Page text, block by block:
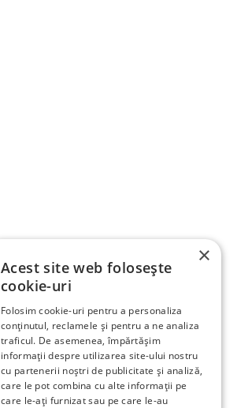
×
Acest site web folosește
cookie-uri
Folosim cookie-uri pentru a personaliza
conținutul, reclamele și pentru a ne analiza
traficul. De asemenea, împărtășim
informații despre utilizarea site-ului nostru
cu partenerii noștri de publicitate și analiză,
care le pot combina cu alte informații pe
care le-ați furnizat sau pe care le-au